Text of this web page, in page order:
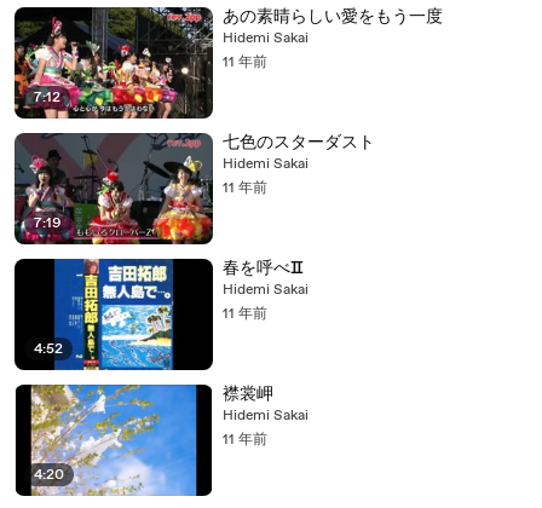
7:12
あの素晴らしい愛をもう一度
Hidemi Sakai
11 年前
7:19
七色のスターダスト
Hidemi Sakai
11 年前
4:52
春を呼べⅡ
Hidemi Sakai
11 年前
4:20
襟裳岬
Hidemi Sakai
11 年前